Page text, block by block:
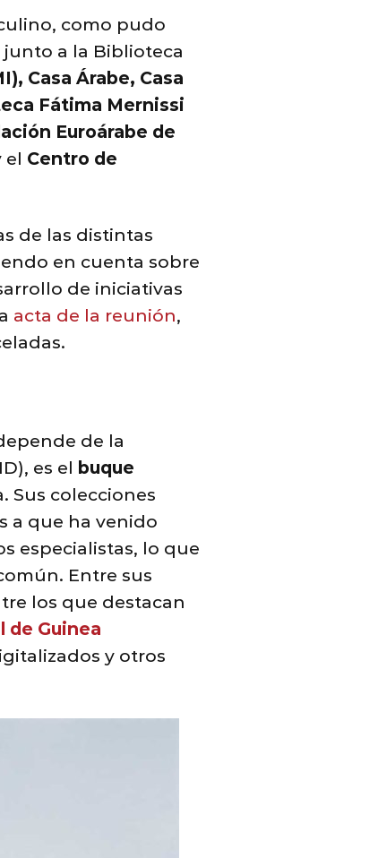
como pudo
a la Biblioteca
Casa Árabe, Casa
Fátima Mernissi
Euroárabe de
Centro de
de las distintas
en cuenta sobre
de iniciativas
acta de la reunión,
de la
es el buque
Sus colecciones
a que ha venido
especialistas, lo que
Entre sus
los que destacan
de Guinea
y otros